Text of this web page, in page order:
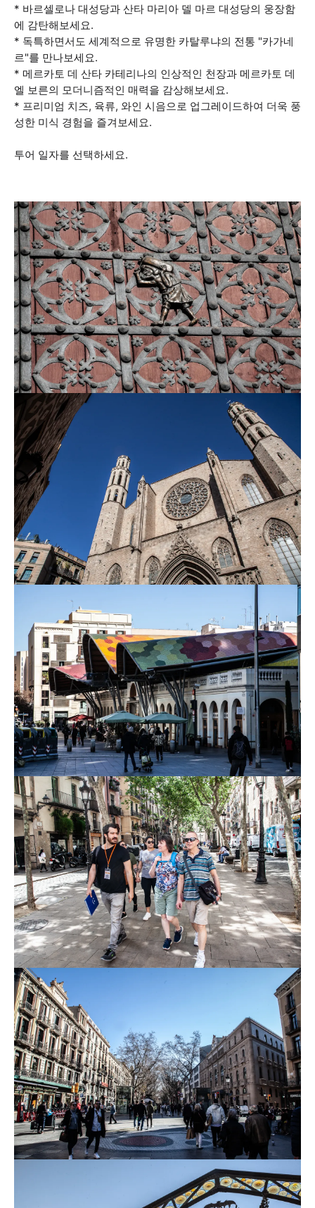
* 바르셀로나 대성당과 산타 마리아 델 마르 대성당의 웅장함
에 감탄해보세요.
* 독특하면서도 세계적으로 유명한 카탈루냐의 전통 "카가네
르"를 만나보세요.
* 메르카토 데 산타 카테리나의 인상적인 천장과 메르카토 데
엘 보른의 모더니즘적인 매력을 감상해보세요.
* 프리미엄 치즈, 육류, 와인 시음으로 업그레이드하여 더욱 풍
성한 미식 경험을 즐겨보세요.
투어 일자를 선택하세요.